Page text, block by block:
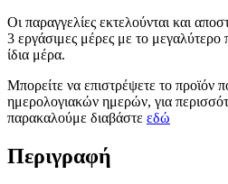
Οι παραγγελίες εκτελούνται και
3 εργάσιμες μέρες με το μεγαλύτερο
ίδια μέρα.
Μπορείτε να επιστρέψετε το προϊόν
ημερολογιακών ημερών, για
παρακαλούμε διαβάστε εδώ
Περιγραφή